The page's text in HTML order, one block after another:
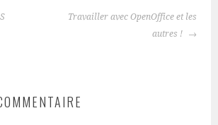
Travailler avec OpenOffice et les
autres !